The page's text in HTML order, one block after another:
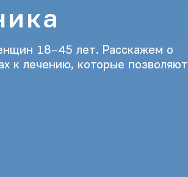
18–45 лет. Расскажем о
к лечению, которые позволяют